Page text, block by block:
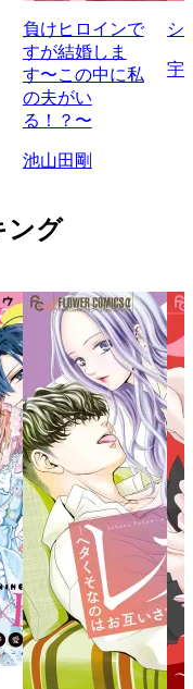
負けヒロインで
すが結婚しま
す〜この中に私
の夫がい
る！？〜
池山田剛
シ
宇
ング